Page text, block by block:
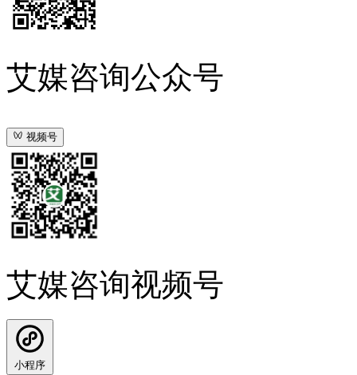
艾媒咨询公众号
视频号
艾媒咨询视频号
小程序